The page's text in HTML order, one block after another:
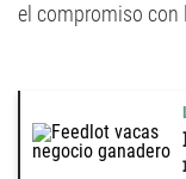
el compromiso con